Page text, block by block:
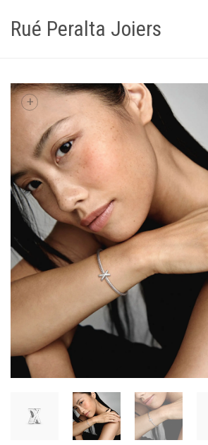
Rué Peralta Joiers
+